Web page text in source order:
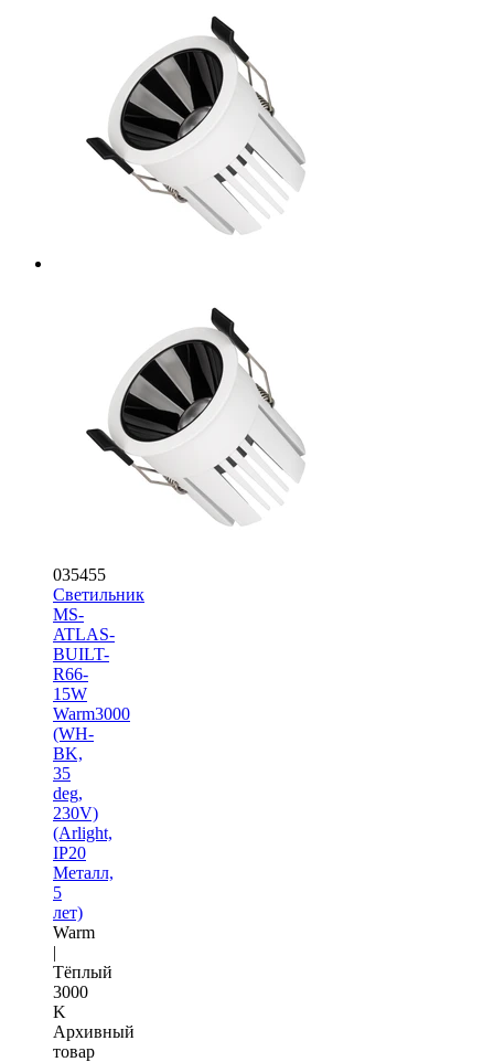
035455
Светильник
MS-
ATLAS-
BUILT-
R66-
15W
Warm3000
(WH-
BK,
35
deg,
230V)
(Arlight,
IP20
Металл,
5
лет)
Warm
|
Тёплый
3000
K
Архивный
товар